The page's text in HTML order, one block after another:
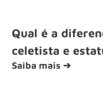
Qual é a
celetista e
Saiba mais ➔